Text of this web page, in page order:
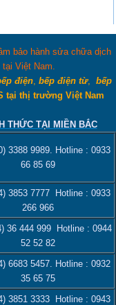
bảo hành sửa chữa dịch
Việt Nam.
điện bếp điện từ, bếp
tại thị trường Việt Nam
THỨC TẠI MIỀN BẮC
3388 9989 . Hotline : 0933
66 85 69
3853 7777 Hotline : 0933
266 966
36 444 999 Hotline : 0944
52 52 82
6683 5457 . Hotline : 0932
35 65 75
3851 3333 Hotline : 0943